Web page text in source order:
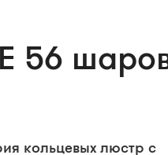
56
кольцевых люстр с